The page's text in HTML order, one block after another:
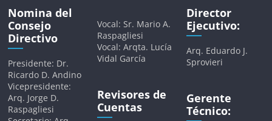
Nomina del
Consejo
Directivo
Presidente: Dr.
Ricardo D. Andino
Vicepresidente:
Arq. Jorge D.
Raspagliesi
Vocal: Sr. Mario A.
Raspagliesi
Vocal: Arqta. Lucía
Vidal García
Revisores de
Cuentas
Director
Ejecutivo:
Arq. Eduardo J.
Sprovieri
Gerente
Técnico: